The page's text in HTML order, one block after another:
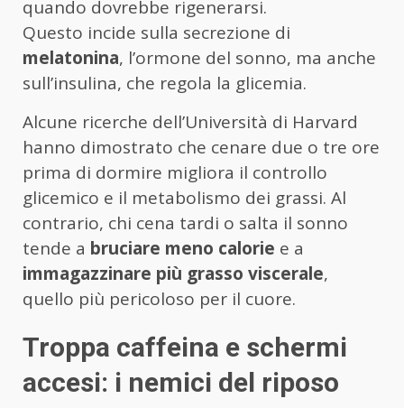
quando dovrebbe rigenerarsi.
Questo incide sulla secrezione di
melatonina, l’ormone del sonno, ma anche
sull’insulina, che regola la glicemia.
Alcune ricerche dell’Università di Harvard
hanno dimostrato che cenare due o tre ore
prima di dormire migliora il controllo
glicemico e il metabolismo dei grassi. Al
contrario, chi cena tardi o salta il sonno
tende a bruciare meno calorie e a
immagazzinare più grasso viscerale,
quello più pericoloso per il cuore.
Troppa caffeina e schermi
accesi: i nemici del riposo